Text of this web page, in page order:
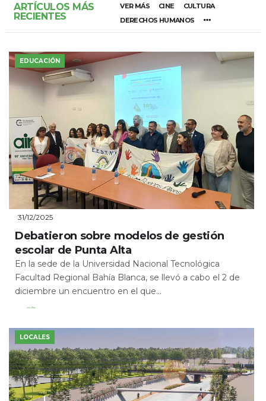
ARTÍCULOS MÁS
RECIENTES
VER MÁS CINE
CULTURA
DERECHOS HUMANOS
EDUCACIÓN
31/12/2025
Debatieron sobre modelos de gestión
escolar de Punta Alta
En la sede de la Universidad Nacional Tecnológica
Facultad Regional Bahía Blanca, se llevó a cabo el 2 de
diciembre un encuentro en el que...
Leer Más
LOCALES